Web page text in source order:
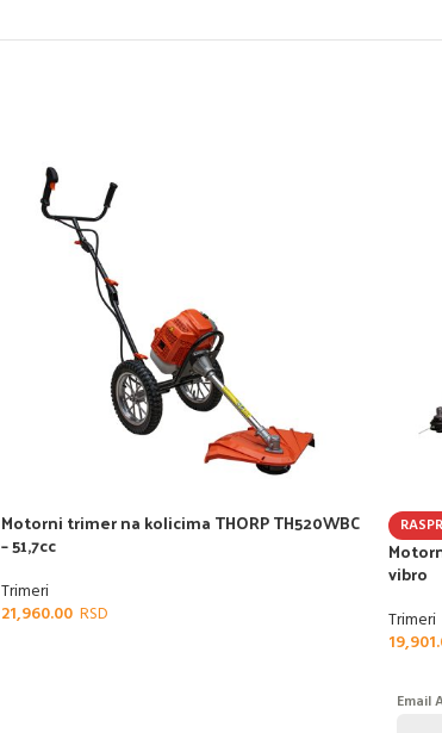
Motorni trimer na kolicima THORP TH520WBC
– 51,7cc
Trimeri
21,960.00
vibro
Trimeri
Email